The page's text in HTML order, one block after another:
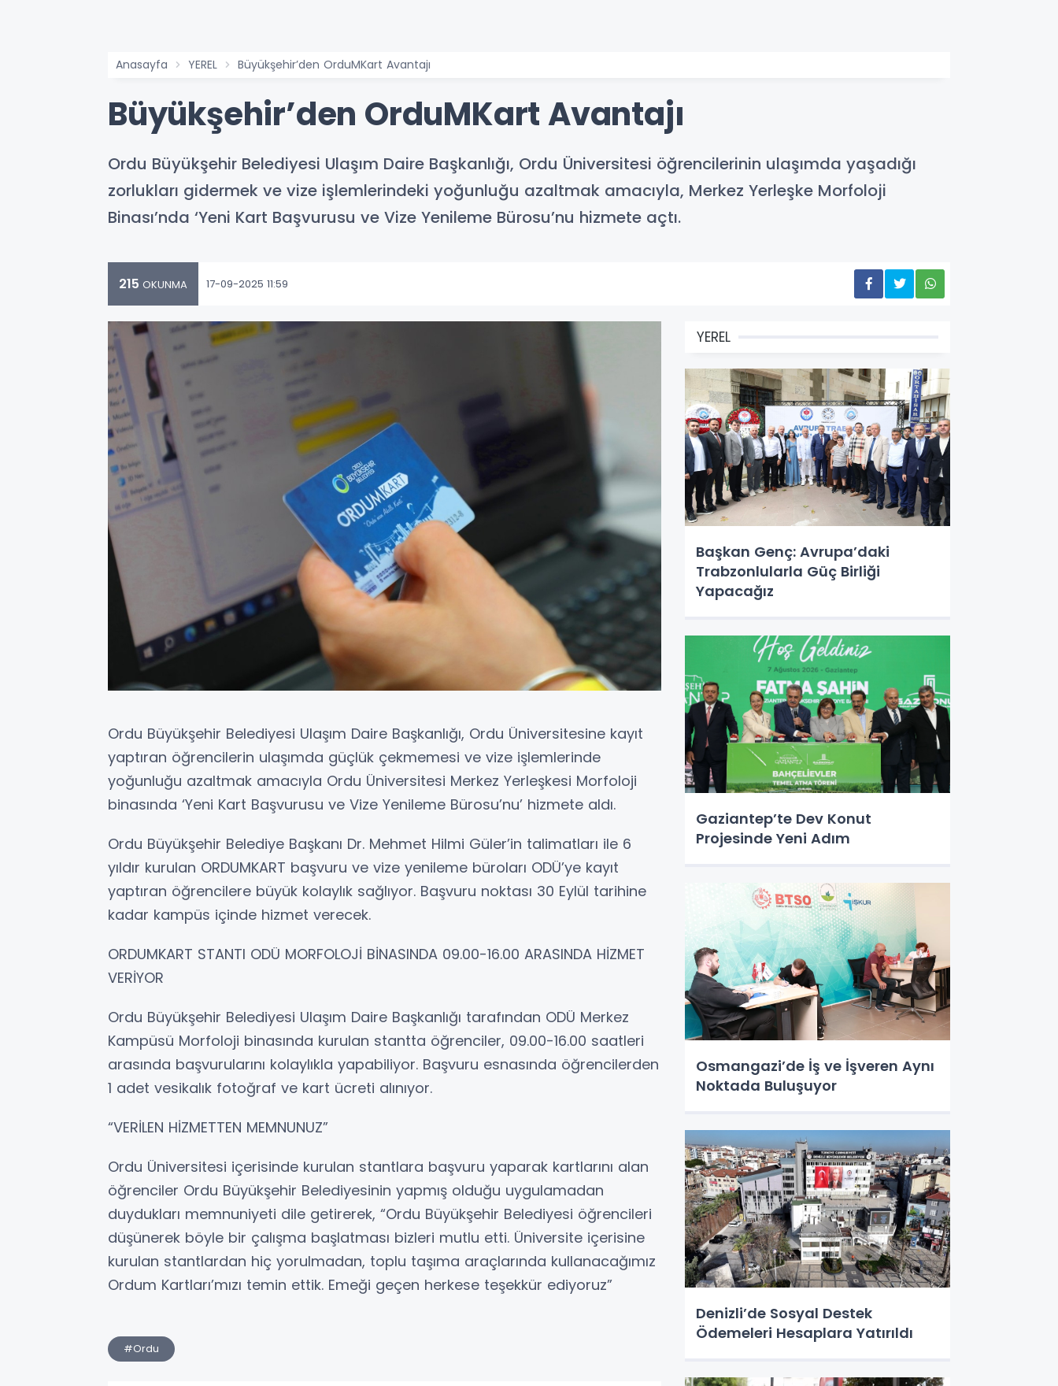
Anasayfa YEREL Büyükşehir’den OrduMKart Avantajı
Büyükşehir’den OrduMKart Avantajı
Ordu Büyükşehir Belediyesi Ulaşım Daire Başkanlığı, Ordu Üniversitesi öğrencilerinin ulaşımda yaşadığı
zorlukları gidermek ve vize işlemlerindeki yoğunluğu azaltmak amacıyla, Merkez Yerleşke Morfoloji
Binası’nda ‘Yeni Kart Başvurusu ve Vize Yenileme Bürosu’nu hizmete açtı.
215 OKUNMA 17-09-2025 11:59
Ordu Büyükşehir Belediyesi Ulaşım Daire Başkanlığı, Ordu Üniversitesine kayıt
yaptıran öğrencilerin ulaşımda güçlük çekmemesi ve vize işlemlerinde
yoğunluğu azaltmak amacıyla Ordu Üniversitesi Merkez Yerleşkesi Morfoloji
binasında ‘Yeni Kart Başvurusu ve Vize Yenileme Bürosu’nu’ hizmete aldı.
Ordu Büyükşehir Belediye Başkanı Dr. Mehmet Hilmi Güler’in talimatları ile 6
yıldır kurulan ORDUMKART başvuru ve vize yenileme büroları ODÜ’ye kayıt
yaptıran öğrencilere büyük kolaylık sağlıyor. Başvuru noktası 30 Eylül tarihine
kadar kampüs içinde hizmet verecek.
ORDUMKART STANTI ODÜ MORFOLOJİ BİNASINDA 09.00-16.00 ARASINDA HİZMET
VERİYOR
Ordu Büyükşehir Belediyesi Ulaşım Daire Başkanlığı tarafından ODÜ Merkez
Kampüsü Morfoloji binasında kurulan stantta öğrenciler, 09.00-16.00 saatleri
arasında başvurularını kolaylıkla yapabiliyor. Başvuru esnasında öğrencilerden
1 adet vesikalık fotoğraf ve kart ücreti alınıyor.
“VERİLEN HİZMETTEN MEMNUNUZ”
Ordu Üniversitesi içerisinde kurulan stantlara başvuru yaparak kartlarını alan
öğrenciler Ordu Büyükşehir Belediyesinin yapmış olduğu uygulamadan
duydukları memnuniyeti dile getirerek, “Ordu Büyükşehir Belediyesi öğrencileri
düşünerek böyle bir çalışma başlatması bizleri mutlu etti. Üniversite içerisine
kurulan stantlardan hiç yorulmadan, toplu taşıma araçlarında kullanacağımız
Ordum Kartları’mızı temin ettik. Emeği geçen herkese teşekkür ediyoruz”
#Ordu
YEREL
Başkan Genç: Avrupa’daki
Trabzonlularla Güç Birliği
Yapacağız
Gaziantep’te Dev Konut
Projesinde Yeni Adım
Osmangazi’de İş ve İşveren Aynı
Noktada Buluşuyor
Denizli’de Sosyal Destek
Ödemeleri Hesaplara Yatırıldı